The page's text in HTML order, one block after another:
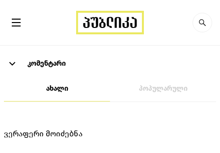
კომენტარი
ახალი პოპულარული
ვერაფერი მოიძებნა